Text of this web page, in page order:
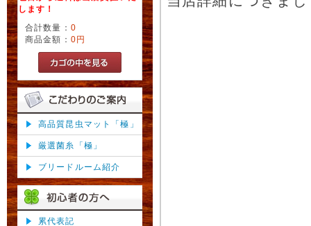
します！
合計数量： 0
商品金額： 0円
高品質昆虫マット「極」
厳選菌糸「極」
ブリードルーム紹介
累代表記